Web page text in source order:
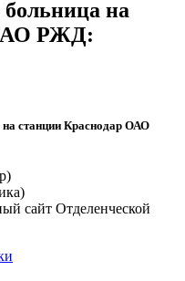
на
РЖД:
станции Краснодар ОАО
сайт Отделенческой